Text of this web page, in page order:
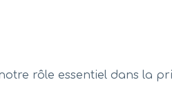
rôle essentiel dans la